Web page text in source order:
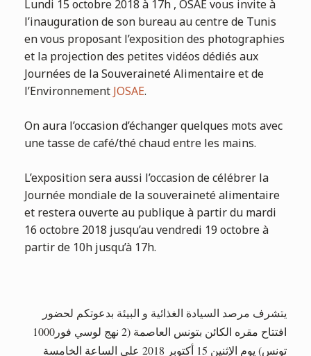
Lundi 15 octobre 2018 à 17h , OSAE vous invite à
l’inauguration de son bureau au centre de Tunis
en vous proposant l’exposition des photographies
et la projection des petites vidéos dédiés aux
Journées de la Souveraineté Alimentaire et de
l’EnvironnementJOSAE.
On aura l’occasion d’échanger quelques mots avec
une tasse de café/thé chaud entre les mains.
L’exposition sera aussi l’occasion de célébrer la
Journée mondiale de la souveraineté alimentaire
et restera ouverte au publique à partir du mardi
16 octobre 2018 jusqu’au vendredi 19 octobre à
partir de 10h jusqu’à 17h.
يتشرف مرصد السيادة الغذائية و البيئة بدعوتكم لحضور
افتتاح مقره الكائن بتونس العاصمة (2 نهج لوسي فور1000
تونس) يوم الإثنين 15 أكتوبر 2018 على الساعة الخامسة